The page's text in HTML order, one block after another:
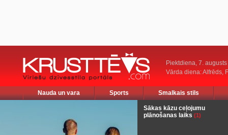
Piektdiena, 7. augusts
Vārda diena: Alfrēds,
Nauda un vara Sports Smalkais stils
Sākas kāzu ceļojumu
plānošanas laiks (1)